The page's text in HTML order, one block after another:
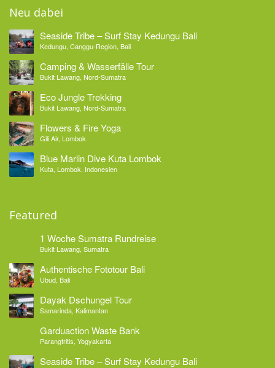
Neu dabei
Seaside Tribe – Surf Stay Kedungu Bali
Kedungu, Canggu-Region, Bali
Camping & Wasserfälle Tour
Bukit Lawang, Nord-Sumatra
Eco Jungle Trekking
Bukit Lawang, Nord-Sumatra
Flowers & Fire Yoga
Gili Air, Lombok
Blue Marlin Dive Kuta Lombok
Kuta, Lombok, Indonesien
Featured
1 Woche Sumatra Rundreise
Bukit Lawang, Sumatra
Authentische Fototour Bali
Ubud, Bali
Dayak Dschungel Tour
Samarinda, Kalimantan
Garduaction Waste Bank
Parangtritis, Yogyakarta
Seaside Tribe – Surf Stay Kedungu Bali